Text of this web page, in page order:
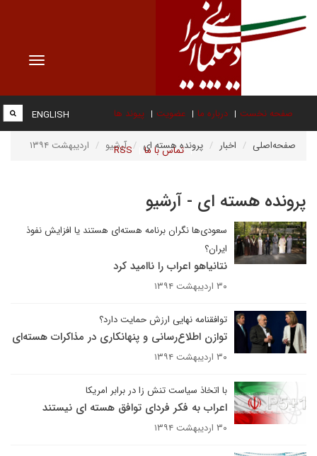
Toggle
صفحه نخست درباره ما عضویت پیوند ها
تماس با ما RSS
ENGLISH
صفحه‌اصلی اخبار پرونده هسته ای آرشیو اردیبهشت ۱۳۹۴
پرونده هسته ای - آرشیو
سعودی‌ها نگران برنامه هسته‌ای هستند یا افزایش نفوذ
ایران؟
نتانیاهو اعراب را ناامید کرد
۳۰ اردیبهشت ۱۳۹۴
توافقنامه نهایی ارزش حمایت دارد؟
توازن اطلاع‌رسانی و پنهانکاری در مذاکرات هسته‌ای
۳۰ اردیبهشت ۱۳۹۴
با اتخاذ سیاست تنش زا در برابر امریکا
اعراب به فکر فردای توافق هسته ای نیستند
۳۰ اردیبهشت ۱۳۹۴